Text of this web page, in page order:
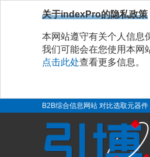
关于indexPro的隐私政策
本网站遵守有关个人信息
我们可能会在您使用本网
点击此处查看更多信息。
B2B综合信息网站 对比选取元器